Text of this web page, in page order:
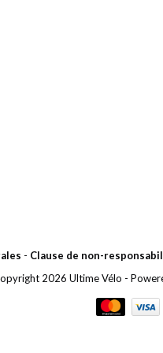
- Clause de non-
2026 Ultime Vélo -